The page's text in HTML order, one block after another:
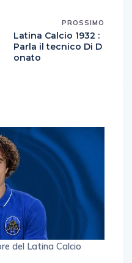
PROSSIMO
Latina Calcio 1932 :
Parla il tecnico Di D
onato
del Latina Calcio